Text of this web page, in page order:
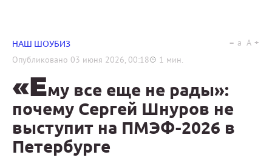
НАШ ШОУБИЗ
Опубликовано 03 июня 2026, 00:18 1 мин.
a A
«Ему все еще не рады»:
почему Сергей Шнуров не
выступит на ПМЭФ-2026 в
Петербурге